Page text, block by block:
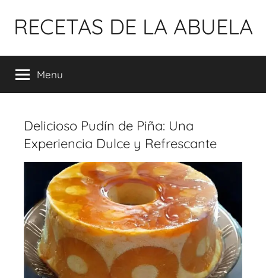
para
conteúdo
RECETAS DE LA ABUELA
Menu
Delicioso Pudín de Piña: Una
Experiencia Dulce y Refrescante